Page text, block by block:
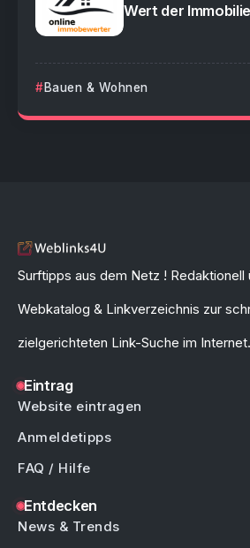
Wert der
Bauen & Wohnen
Surftipps aus dem Netz !
Webkatalog & Linkverzeichnis zur
zielgerichteten Link-Suche im Internet.
Eintrag
Website eintragen
Anmeldetipps
FAQ / Hilfe
Entdecken
News & Trends